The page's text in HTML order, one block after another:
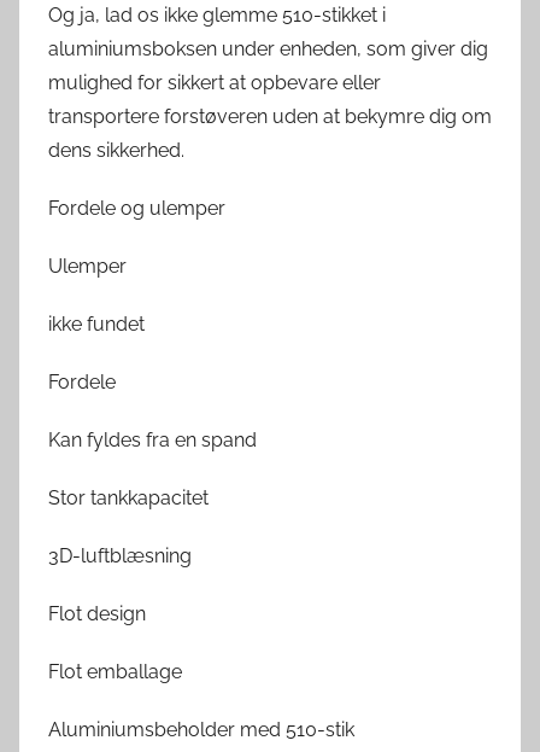
Og ja, lad os ikke glemme 510-stikket i
aluminiumsboksen under enheden, som giver dig
mulighed for sikkert at opbevare eller
transportere forstøveren uden at bekymre dig om
dens sikkerhed.
Fordele og ulemper
Ulemper
ikke fundet
Fordele
Kan fyldes fra en spand
Stor tankkapacitet
3D-luftblæsning
Flot design
Flot emballage
Aluminiumsbeholder med 510-stik